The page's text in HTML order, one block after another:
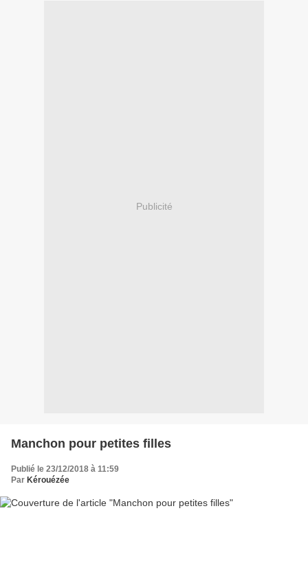
Publicité
Manchon pour petites filles
Publié le 23/12/2018 à 11:59
Par Kérouézée